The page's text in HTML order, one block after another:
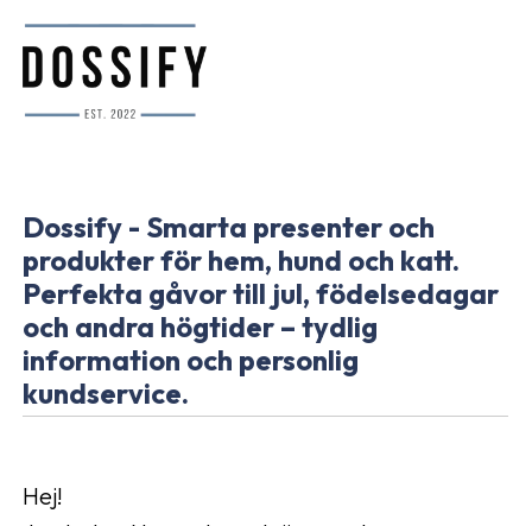
Dossify - Smarta presenter och
produkter för hem, hund och katt.
Perfekta gåvor till jul, födelsedagar
och andra högtider – tydlig
information och personlig
kundservice.
Hej!